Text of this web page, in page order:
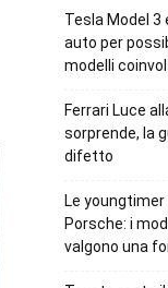
Tesla Model 3
auto per
modelli
Ferrari Luce
sorprende, la
difetto
Le
Porsche: i
valgono una